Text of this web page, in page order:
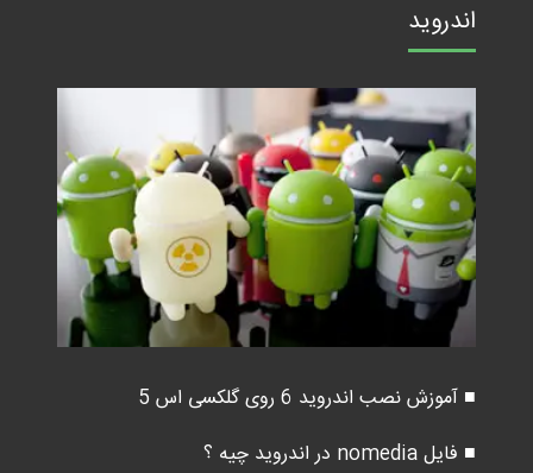
اندروید
■ آموزش نصب اندروید 6 روی گلکسی اس 5
■ فایل nomedia در اندروید چیه ؟